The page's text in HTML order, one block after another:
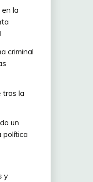
la
criminal
tras la
un
política
y